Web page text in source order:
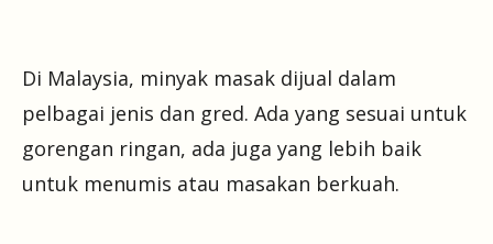
Di Malaysia, minyak masak dijual dalam
pelbagai jenis dan gred. Ada yang sesuai untuk
gorengan ringan, ada juga yang lebih baik
untuk menumis atau masakan berkuah.